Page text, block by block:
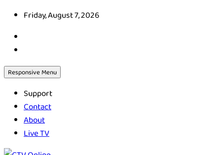
Skip
content
Friday, August 7, 2026
Responsive Menu
Support
Contact
About
Live TV